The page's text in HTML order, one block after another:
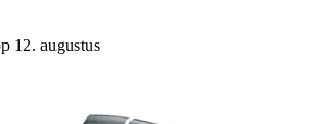
12. augustus